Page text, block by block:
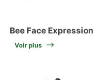
Bee Face
Voir plus